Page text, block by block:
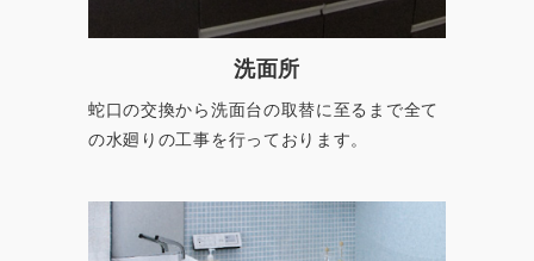
洗面所
蛇口の交換から洗面台の取替に至るまで全て
の水廻りの工事を行っております。